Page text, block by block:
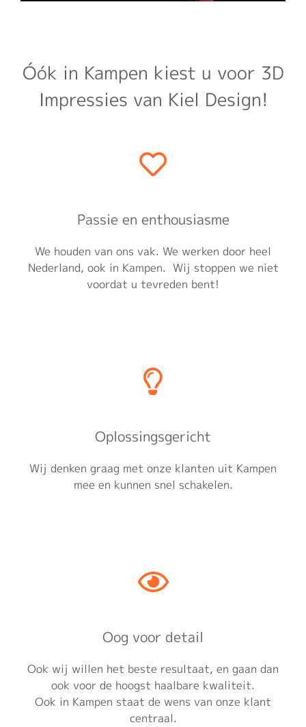
Óók in Kampen kiest u voor 3D
Impressies van Kiel Design!
Passie en enthousiasme
We houden van ons vak. We werken door heel
Nederland, ook in Kampen. Wij stoppen we niet
voordat u tevreden bent!
Oplossingsgericht
Wij denken graag met onze klanten uit Kampen
mee en kunnen snel schakelen.
Oog voor detail
Ook wij willen het beste resultaat, en gaan dan
ook voor de hoogst haalbare kwaliteit.
Ook in Kampen staat de wens van onze klant
centraal.